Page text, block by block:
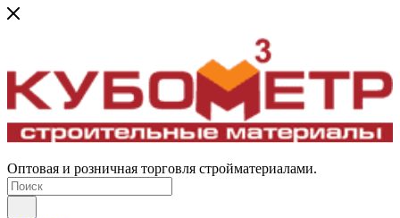
Оптовая и розничная торговля стройматериалами.